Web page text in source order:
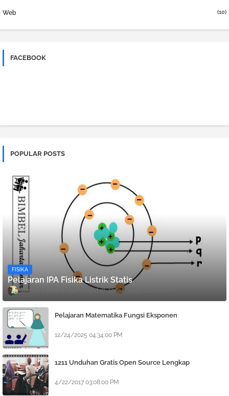
Web (10)
FACEBOOK
POPULAR POSTS
FISIKA
Pelajaran IPA Fisika Listrik Statis
Denny Febiana Nurhidayat 12/24/2025 12:08:00 PM
Pelajaran Matematika Fungsi Eksponen
12/24/2025 04:34:00 PM
1211 Unduhan Gratis Open Source Lengkap
4/22/2017 03:08:00 PM